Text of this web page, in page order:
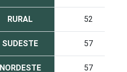
RURAL 52
SUDESTE 57
NORDESTE 57